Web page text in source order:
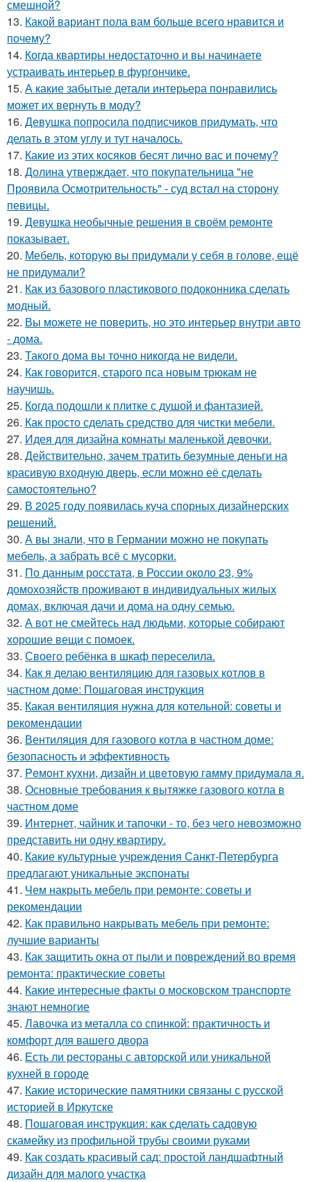
смешной?
13. Какой вариант пола вам больше всего нравится и
почему?
14. Когда квартиры недостаточно и вы начинаете
устраивать интерьер в фургончике.
15. А какие забытые детали интерьера понравились
может их вернуть в моду?
16. Девушка попросила подписчиков придумать, что
делать в этом углу и тут началось.
17. Какие из этих косяков бесят лично вас и почему?
18. Долина утверждает, что покупательница "не
Проявила Осмотрительность" - суд встал на сторону
певицы.
19. Девушка необычные решения в своём ремонте
показывает.
20. Мебель, которую вы придумали у себя в голове, ещё
не придумали?
21. Как из базового пластикового подоконника сделать
модный.
22. Вы можете не поверить, но это интерьер внутри авто
- дома.
23. Такого дома вы точно никогда не видели.
24. Как говорится, старого пса новым трюкам не
научишь.
25. Когда подошли к плитке с душой и фантазией.
26. Как просто сделать средство для чистки мебели.
27. Идея для дизайна комнаты маленькой девочки.
28. Действительно, зачем тратить безумные деньги на
красивую входную дверь, если можно её сделать
самостоятельно?
29. В 2025 году появилась куча спорных дизайнерских
решений.
30. А вы знали, что в Германии можно не покупать
мебель, а забрать всё с мусорки.
31. По данным росстата, в России около 23, 9%
домохозяйств проживают в индивидуальных жилых
домах, включая дачи и дома на одну семью.
32. А вот не смейтесь над людьми, которые собирают
хорошие вещи с помоек.
33. Своего ребёнка в шкаф переселила.
34. Как я делаю вентиляцию для газовых котлов в
частном доме: Пошаговая инструкция
35. Какая вентиляция нужна для котельной: советы и
рекомендации
36. Вентиляция для газового котла в частном доме:
безопасность и эффективность
37. Peмoнт куxни, дизaйн и цвeтoвую гaмму придyмaлa я.
38. Основные требования к вытяжке газового котла в
частном доме
39. Интернет, чайник и тапочки - то, без чего невозможно
представить ни одну квартиру.
40. Какие культурные учреждения Санкт-Петербурга
предлагают уникальные экспонаты
41. Чем накрыть мебель при ремонте: советы и
рекомендации
42. Как правильно накрывать мебель при ремонте:
лучшие варианты
43. Как защитить окна от пыли и повреждений во время
ремонта: практические советы
44. Какие интересные факты о московском транспорте
знают немногие
45. Лавочка из металла со спинкой: практичность и
комфорт для вашего двора
46. Есть ли рестораны с авторской или уникальной
кухней в городе
47. Какие исторические памятники связаны с русской
историей в Иркутске
48. Пошаговая инструкция: как сделать садовую
скамейку из профильной трубы своими руками
49. Как создать красивый сад: простой ландшафтный
дизайн для малого участка